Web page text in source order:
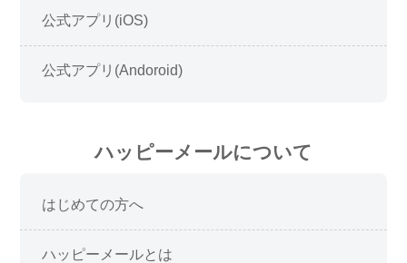
公式アプリ(iOS)
公式アプリ(Andoroid)
ハッピーメールについて
はじめての方へ
ハッピーメールとは